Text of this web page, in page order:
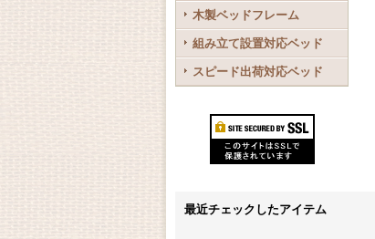
木製ベッドフレーム
組み立て設置対応ベッド
スピード出荷対応ベッド
最近チェックしたアイテム